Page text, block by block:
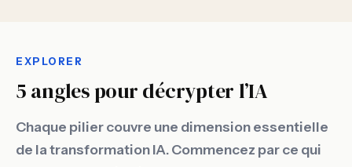
EXPLORER
5 angles pour décrypter l’IA
Chaque pilier couvre une dimension essentielle
de la transformation IA. Commencez par ce qui